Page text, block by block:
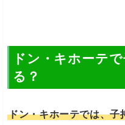
ドン・キホーテ
る？
ドン・キホーテでは、子